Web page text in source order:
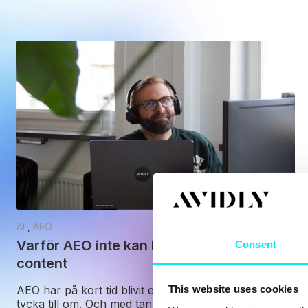
Consent
This website uses cookies
AI AEO
Varför AEO inte kan kompensera för dålig
content
AEO har på kort tid blivit ett ämne som många vill
tycka till om. Och med tanke .